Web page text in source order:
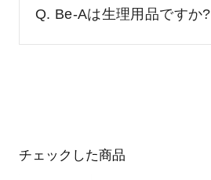
Q. Be-Aは生理用品ですか?
チェックした商品